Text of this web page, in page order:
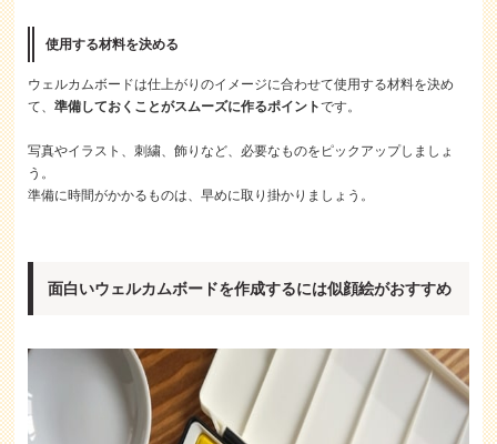
使用する材料を決める
ウェルカムボードは仕上がりのイメージに合わせて使用する材料を決め
て、準備しておくことがスムーズに作るポイントです。
写真やイラスト、刺繍、飾りなど、必要なものをピックアップしましょ
う。
準備に時間がかかるものは、早めに取り掛かりましょう。
面白いウェルカムボードを作成するには似顔絵がおすすめ